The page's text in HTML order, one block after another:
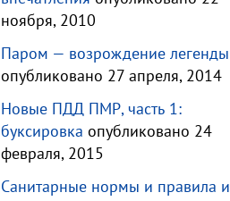
ноября, 2010
Паром — возрождение легенды
опубликовано 27 апреля, 2014
Новые ПДД ПМР, часть 1:
буксировка опубликовано 24
февраля, 2015
Санитарные нормы и правила и